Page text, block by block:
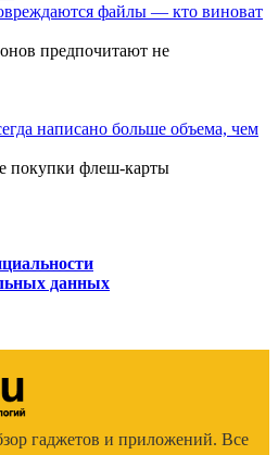
файлы — кто виноват
предпочитают не
написано больше объема, чем
покупки флеш-карты
данных
гаджетов и приложений. Все